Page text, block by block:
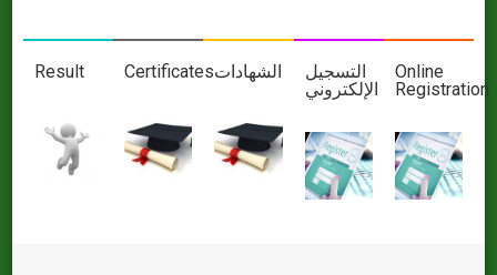
Result Certificatesالشهادات
التسجيل
اﻹلكتروني
Online
Registration